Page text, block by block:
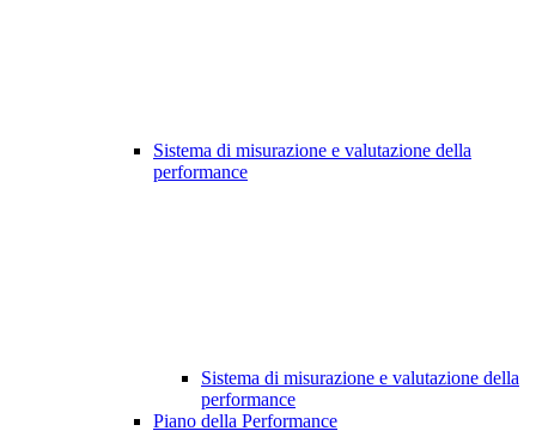
Sistema di misurazione e valutazione della
performance
Sistema di misurazione e valutazione della
performance
Piano della Performance